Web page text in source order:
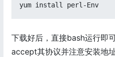
yum install perl-Env
下载好后，直接bash运行即
accept其协议并注意安装地址